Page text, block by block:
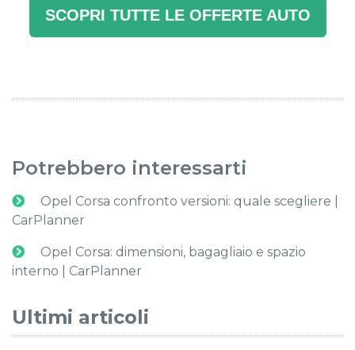
SCOPRI TUTTE LE OFFERTE AUTO
Potrebbero interessarti
Opel Corsa confronto versioni: quale scegliere |
CarPlanner
Opel Corsa: dimensioni, bagagliaio e spazio
interno | CarPlanner
Ultimi articoli